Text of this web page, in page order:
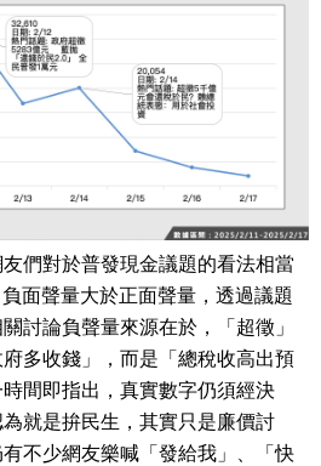
們對於普發現金議題的看法相當
負面聲量大於正面聲量，透過議題
討論負聲量來源在於，「超徵」
多收錢」，而是「總稅收高出預
間即指出，真實數字仍須經決
就是拚民生，其實只是廉價討
不少網友樂喊「發給我」、「快